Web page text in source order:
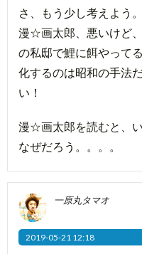
さ、もう少し考えよう。
漫☆画太郎、悪いけど
の私邸で鯉に餌やって
化するのは昭和の手法
い！
漫☆画太郎を読むと、
なぜだろう。。。。
一原丸タマオ
2019-05-21 12:18